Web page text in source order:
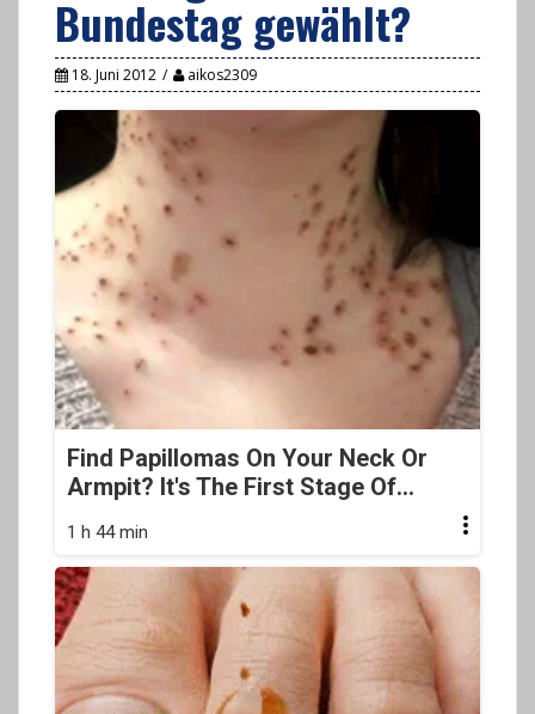
Bundestag gewählt?
18. Juni 2012 aikos2309
Find Papillomas On Your Neck Or
Armpit? It's The First Stage Of...
1 h 44 min